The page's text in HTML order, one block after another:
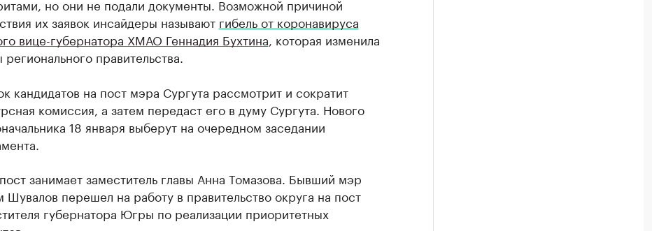
но они не подали документы. Возможной причиной
их заявок инсайдеры называют гибель от коронавируса
вице-губернатора ХМАО Геннадия Бухтина , которая изменила
регионального правительства.
кандидатов на пост мэра Сургута рассмотрит и сократит
комиссия, а затем передаст его в думу Сургута. Нового
18 января выберут на очередном заседании
занимает заместитель главы Анна Томазова. Бывший мэр
Шувалов перешел на работу в правительство округа на пост
губернатора Югры по реализации приоритетных